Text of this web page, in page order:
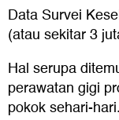
Data Survei
(atau sekitar 3
Hal serupa
perawatan gigi
pokok sehari-hari.